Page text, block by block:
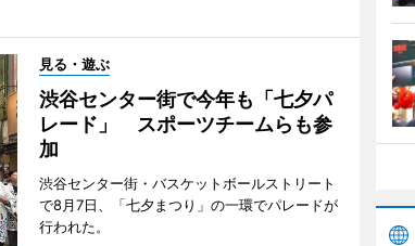
見る・遊ぶ
渋谷センター街で今年も「七夕パ
レード」 スポーツチームらも参
加
渋谷センター街・バスケットボールストリート
で8月7日、「七夕まつり」の一環でパレードが
行われた。